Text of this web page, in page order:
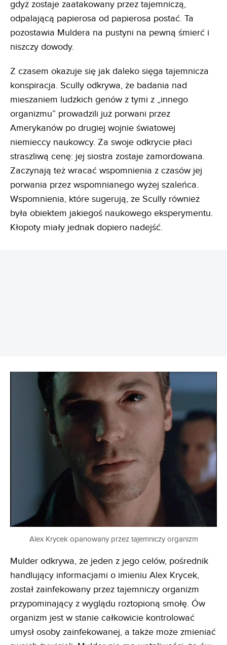
gdyż zostaje zaatakowany przez tajemniczą,
odpalającą papierosa od papierosa postać. Ta
pozostawia Muldera na pustyni na pewną śmierć i
niszczy dowody.
Z czasem okazuje się jak daleko sięga tajemnicza
konspiracja. Scully odkrywa, że badania nad
mieszaniem ludzkich genów z tymi z „innego
organizmu” prowadzili już porwani przez
Amerykanów po drugiej wojnie światowej
niemieccy naukowcy. Za swoje odkrycie płaci
straszliwą cenę: jej siostra zostaje zamordowana.
Zaczynają też wracać wspomnienia z czasów jej
porwania przez wspomnianego wyżej szaleńca.
Wspomnienia, które sugerują, że Scully również
była obiektem jakiegoś naukowego eksperymentu.
Kłopoty miały jednak dopiero nadejść.
Alex Krycek opanowany przez tajemniczy organizm
Mulder odkrywa, że jeden z jego celów, pośrednik
handlujący informacjami o imieniu Alex Krycek,
został zainfekowany przez tajemniczy organizm
przypominający z wyglądu roztopioną smołę. Ów
organizm jest w stanie całkowicie kontrolować
umysł osoby zainfekowanej, a także może zmieniać